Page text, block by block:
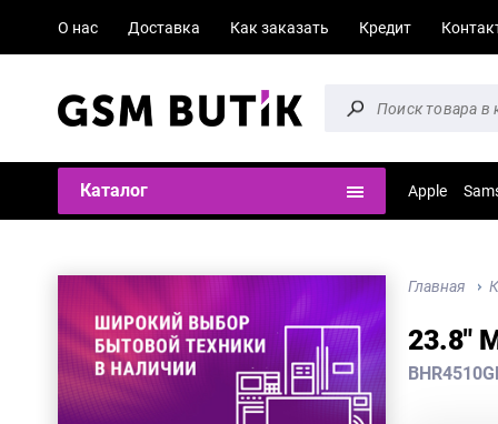
О нас Доставка Как заказать Кредит
Каталог Apple
Главная
23.8"